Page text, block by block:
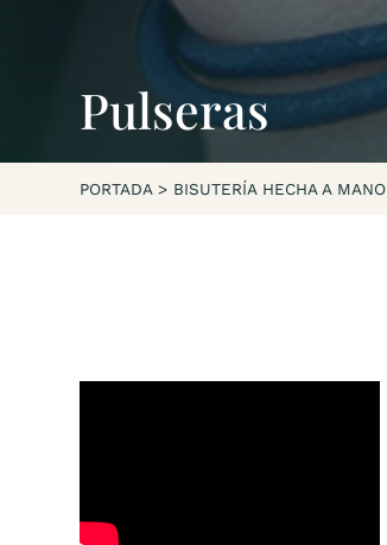
Pulseras
PORTADA > BISUTERÍA HECHA A MANO